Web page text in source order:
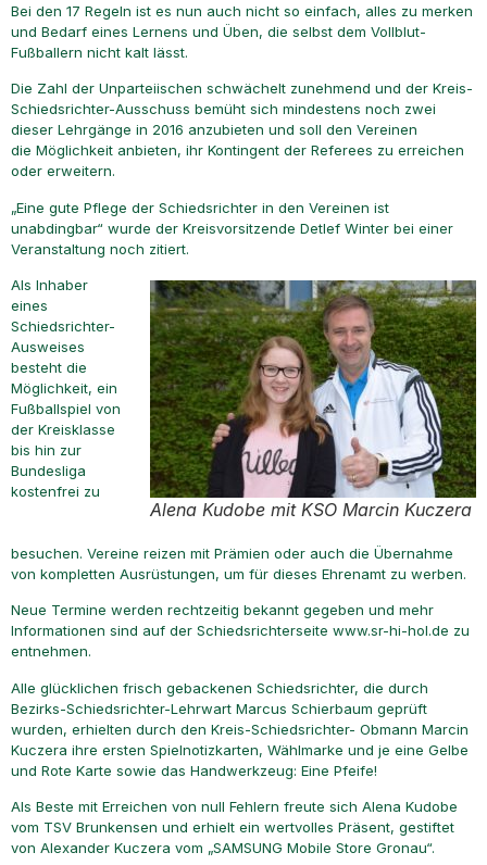
Bei den 17 Regeln ist es nun auch nicht so einfach, alles zu merken
und Bedarf eines Lernens und Üben, die selbst dem Vollblut-
Fußballern nicht kalt lässt.
Die Zahl der Unparteiischen schwächelt zunehmend und der Kreis-
Schiedsrichter-Ausschuss bemüht sich mindestens noch zwei
dieser Lehrgänge in 2016 anzubieten und soll den Vereinen
die Möglichkeit anbieten, ihr Kontingent der Referees zu erreichen
oder erweitern.
„Eine gute Pflege der Schiedsrichter in den Vereinen ist
unabdingbar“ wurde der Kreisvorsitzende Detlef Winter bei einer
Veranstaltung noch zitiert.
Alena Kudobe mit KSO Marcin Kuczera
Als Inhaber
eines
Schiedsrichter-
Ausweises
besteht die
Möglichkeit, ein
Fußballspiel von
der Kreisklasse
bis hin zur
Bundesliga
kostenfrei zu
besuchen. Vereine reizen mit Prämien oder auch die Übernahme
von kompletten Ausrüstungen, um für dieses Ehrenamt zu werben.
Neue Termine werden rechtzeitig bekannt gegeben und mehr
Informationen sind auf der Schiedsrichterseite www.sr-hi-hol.de zu
entnehmen.
Alle glücklichen frisch gebackenen Schiedsrichter, die durch
Bezirks-Schiedsrichter-Lehrwart Marcus Schierbaum geprüft
wurden, erhielten durch den Kreis-Schiedsrichter- Obmann Marcin
Kuczera ihre ersten Spielnotizkarten, Wählmarke und je eine Gelbe
und Rote Karte sowie das Handwerkzeug: Eine Pfeife!
Als Beste mit Erreichen von null Fehlern freute sich Alena Kudobe
vom TSV Brunkensen und erhielt ein wertvolles Präsent, gestiftet
von Alexander Kuczera vom „SAMSUNG Mobile Store Gronau“.